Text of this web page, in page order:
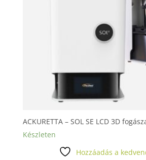
ACKURETTA – SOL SE LCD 3D
Készleten
Hozzáadás a